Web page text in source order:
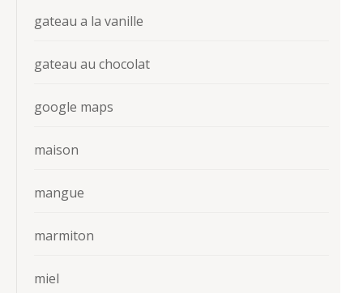
gateau a la vanille
gateau au chocolat
google maps
maison
mangue
marmiton
miel